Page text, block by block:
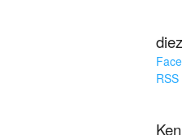
RSS